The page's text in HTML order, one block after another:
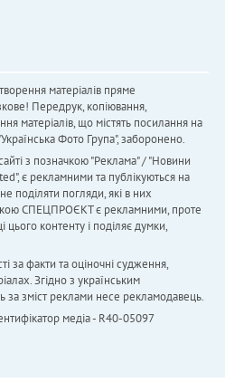
матеріалів пряме
Передрук, копіювання,
матеріалів, що містять посилання на
Фото Група", заборонено.
з позначкою "Реклама" / "Новини
є рекламними та публікуються на
поділяти погляди, які в них
СПЕЦПРОЄКТ є рекламними, проте
цього контенту і поділяє думки,
за факти та оціночні судження,
Згідно з українським
за зміст реклами несе рекламодавець.
медіа - R40-05097